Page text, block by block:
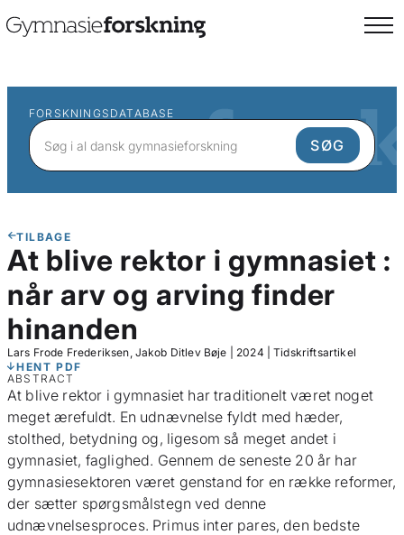
FORSKNINGSDATABASE
TILBAGE
At blive rektor i gymnasiet :
når arv og arving finder
hinanden
Lars Frode Frederiksen, Jakob Ditlev Bøje 2024 |Tidskriftsartikel
HENT PDF
ABSTRACT
At blive rektor i gymnasiet har traditionelt været noget
meget ærefuldt. En udnævnelse fyldt med hæder,
stolthed, betydning og, ligesom så meget andet i
gymnasiet, faglighed. Gennem de seneste 20 år har
gymnasiesektoren været genstand for en række reformer,
der sætter spørgsmålstegn ved denne
udnævnelsesproces. Primus inter pares, den bedste